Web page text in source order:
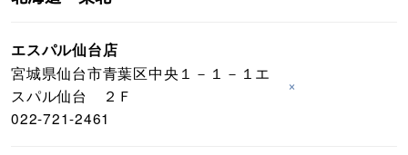
エスパル仙台店
宮城県仙台市青葉区中央１－１－１エ
スパル仙台 ２Ｆ
022-721-2461
×